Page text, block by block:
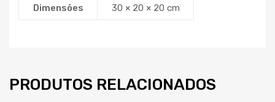
Dimensões 30 × 20 × 20 cm
PRODUTOS RELACIONADOS